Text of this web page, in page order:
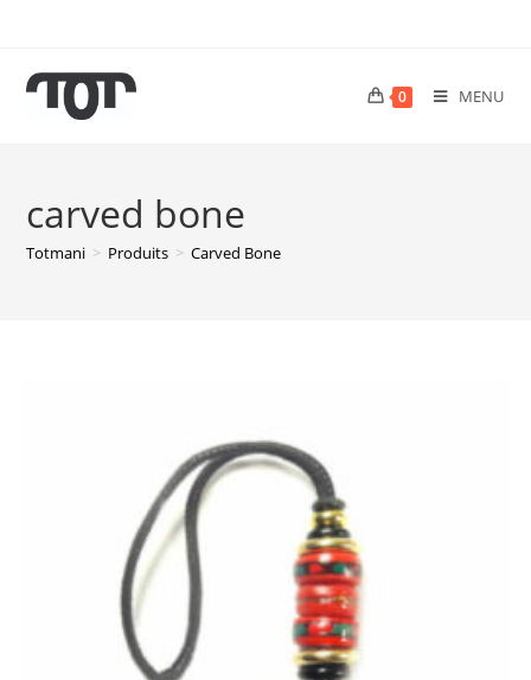
0 MENU
carved bone
Totmani > Produits > Carved Bone